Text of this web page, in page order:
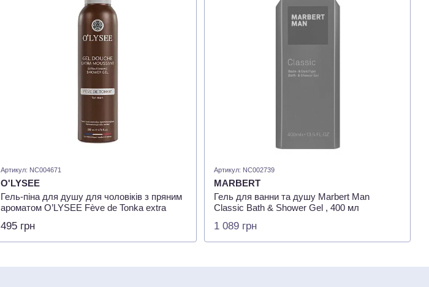
Артикул: NC004671
O'LYSEE
Гель-піна для душу для чоловіків з пряним
ароматом O’LYSEE Fève de Tonka extra
495 грн
Артикул: NC002739
MARBERT
Гель для ванни та душу Marbert Man
Classic Bath & Shower Gel , 400 мл
1 089 грн